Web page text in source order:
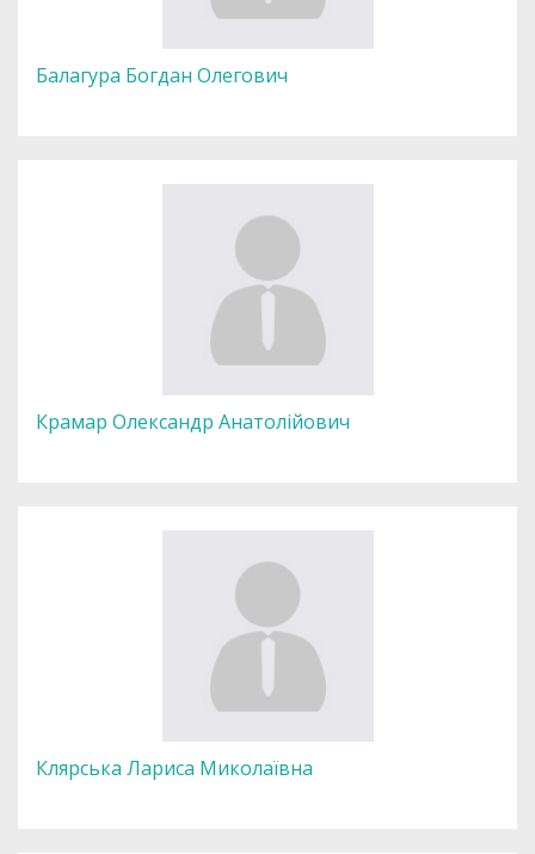
Балагура Богдан Олегович
Крамар Олександр Анатолійович
Клярська Лариса Миколаївна